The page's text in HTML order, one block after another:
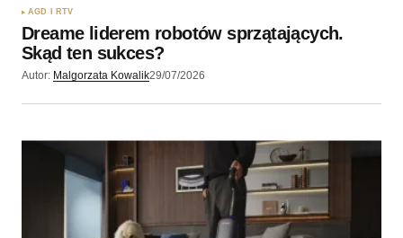
AGD I RTV
Dreame liderem robotów sprzątających.
Skąd ten sukces?
Autor: Malgorzata Kowalik29/07/2026